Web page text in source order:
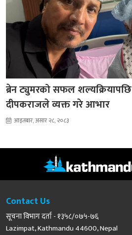
ब्रेन ट्युमरको सफल शल्यक्रियापछि
दीपकराजले व्यक्त गरे आभार
आइतबार, असार २८, २०८३
Contact Us
सूचना विभाग दर्ता - १३५८/०७५-७६
Lazimpat, Kathmandu 44600, Nepal